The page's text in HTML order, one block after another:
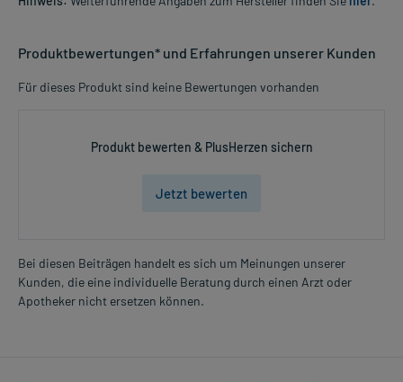
Produktbewertungen* und Erfahrungen unserer Kunden
Für dieses Produkt sind keine Bewertungen vorhanden
Produkt bewerten & PlusHerzen sichern
Jetzt bewerten
Bei diesen Beiträgen handelt es sich um Meinungen unserer
Kunden, die eine individuelle Beratung durch einen Arzt oder
Apotheker nicht ersetzen können.